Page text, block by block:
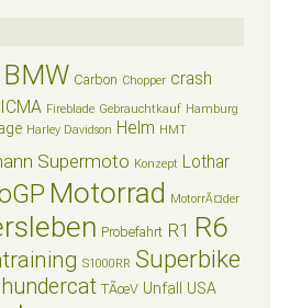
BMW Carbon Chopper crash
Fireblade Gebrauchtkauf Hamburg
Harley Davidson Helm HMT
Supermoto Konzept Lothar
Motorrad MotorrÃ¤der
Probefahrt R1 R6
S1000RR Superbike
TÃœV Unfall USA